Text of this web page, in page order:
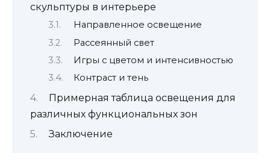
скульптуры в интерьере
Направленное освещение
Рассеянный свет
Игры с цветом и интенсивностью
Контраст и тень
Примерная таблица освещения для
различных функциональных зон
Заключение